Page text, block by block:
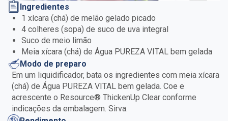
Ingredientes
1 xícara (chá) de melão gelado picado
4 colheres (sopa) de suco de uva integral
Suco de meio limão
Meia xícara (chá) de Água PUREZA VITAL bem gelada
Modo de preparo
Em um liquidificador, bata os ingredientes com meia xícara
(chá) de Água PUREZA VITAL bem gelada. Coe e
acrescente o Resource® ThickenUp Clear conforme
indicações da embalagem. Sirva.